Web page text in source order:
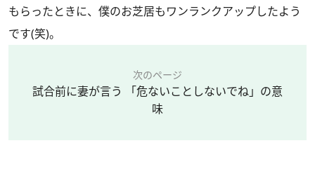
もらったときに、僕のお芝居もワンランクアップしたよう
です(笑)。
次のページ
試合前に妻が言う 「危ないことしないでね」の意
味